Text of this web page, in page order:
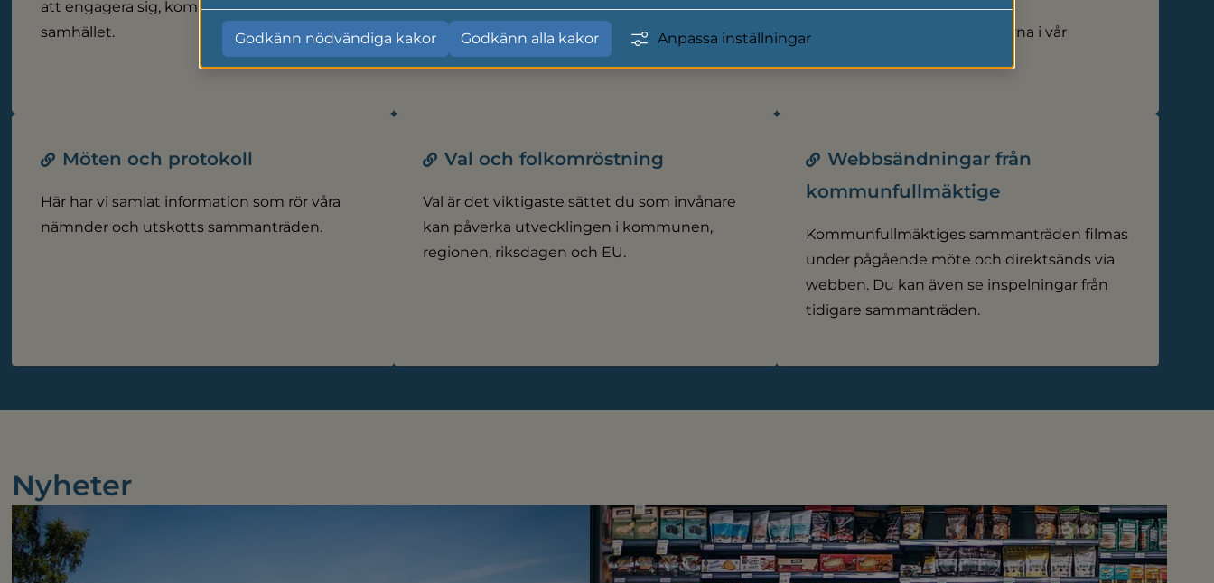
att engagera sig, komma till tals och påverka
samhället.
organisation och hur kommunen fungerar.
kommunen styrs? Här finns
kontaktuppgifter till politikerna i vår
Möten och protokoll
Här har vi samlat information som rör våra
nämnder och utskotts sammanträden.
Val och folkomröstning
Val är det viktigaste sättet du som invånare
kan påverka utvecklingen i kommunen,
regionen, riksdagen och EU.
Webbsändningar från
kommunfullmäktige
Kommunfullmäktiges sammanträden filmas
under pågående möte och direktsänds via
webben. Du kan även se inspelningar från
tidigare sammanträden.
Nyheter
Godkänn nödvändiga kakor Godkänn alla kakor Anpassa inställningar